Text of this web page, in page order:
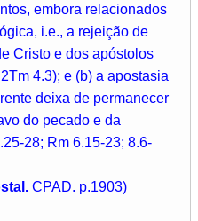
embora relacionados
i.e., a rejeição de
Cristo e dos apóstolos
4.3); e (b) a apostasia
deixa de permanecer
do pecado e da
28; Rm 6.15-23; 8.6-
CPAD. p.1903)